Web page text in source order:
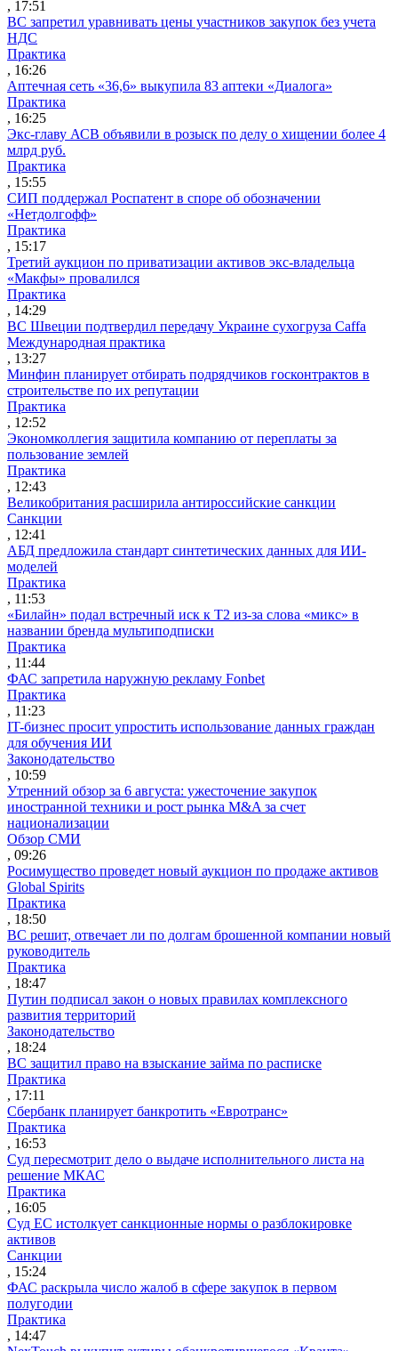
, 17:51
ВС запретил уравнивать цены участников закупок без учета
НДС
Практика
, 16:26
Аптечная сеть «36,6» выкупила 83 аптеки «Диалога»
Практика
, 16:25
Экс-главу АСВ объявили в розыск по делу о хищении более 4
млрд руб.
Практика
, 15:55
СИП поддержал Роспатент в споре об обозначении
«Нетдолгофф»
Практика
, 15:17
Третий аукцион по приватизации активов экс-владельца
«Макфы» провалился
Практика
, 14:29
ВС Швеции подтвердил передачу Украине сухогруза Caffa
Международная практика
, 13:27
Минфин планирует отбирать подрядчиков госконтрактов в
строительстве по их репутации
Практика
, 12:52
Экономколлегия защитила компанию от переплаты за
пользование землей
Практика
, 12:43
Великобритания расширила антироссийские санкции
Санкции
, 12:41
АБД предложила стандарт синтетических данных для ИИ-
моделей
Практика
, 11:53
«Билайн» подал встречный иск к Т2 из-за слова «микс» в
названии бренда мультиподписки
Практика
, 11:44
ФАС запретила наружную рекламу Fonbet
Практика
, 11:23
IT-бизнес просит упростить использование данных граждан
для обучения ИИ
Законодательство
, 10:59
Утренний обзор за 6 августа: ужесточение закупок
иностранной техники и рост рынка M&A за счет
национализации
Обзор СМИ
, 09:26
Росимущество проведет новый аукцион по продаже активов
Global Spirits
Практика
, 18:50
ВС решит, отвечает ли по долгам брошенной компании новый
руководитель
Практика
, 18:47
Путин подписал закон о новых правилах комплексного
развития территорий
Законодательство
, 18:24
ВС защитил право на взыскание займа по расписке
Практика
, 17:11
Сбербанк планирует банкротить «Евротранс»
Практика
, 16:53
Суд пересмотрит дело о выдаче исполнительного листа на
решение МКАС
Практика
, 16:05
Суд ЕС истолкует санкционные нормы о разблокировке
активов
Санкции
, 15:24
ФАС раскрыла число жалоб в сфере закупок в первом
полугодии
Практика
, 14:47